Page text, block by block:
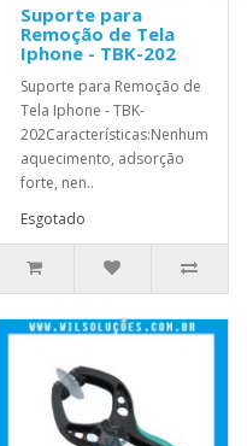
Suporte para
Remoção de Tela
Iphone - TBK-202
Suporte para Remoção de
Tela Iphone - TBK-
202Características:Nenhum
aquecimento, adsorção
forte, nen..
Esgotado